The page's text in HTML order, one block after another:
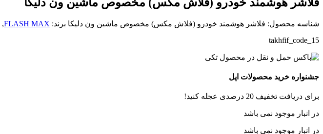
شناسه محصول: فلاشر هوشمند خودرو (فلاش مکس) مخصوص ماشین ون دلیکا برند: FLASH MAX
,
takhfif_code_15
جشنواره خرید محصولات اپل
برای دریافت تخفیف 20 درصدی عجله کنید!
در انبار موجود نمی باشد
در انبار موجود نمی باشد